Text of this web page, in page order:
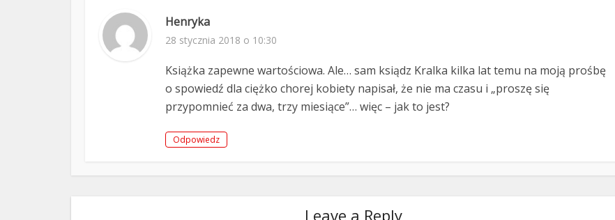
Henryka
28 stycznia 2018 o 10:30
Książka zapewne wartościowa. Ale… sam ksiądz Kralka kilka lat temu na moją prośbę
o spowiedź dla ciężko chorej kobiety napisał, że nie ma czasu i „proszę się
przypomnieć za dwa, trzy miesiące”… więc – jak to jest?
Odpowiedz
Leave a Reply